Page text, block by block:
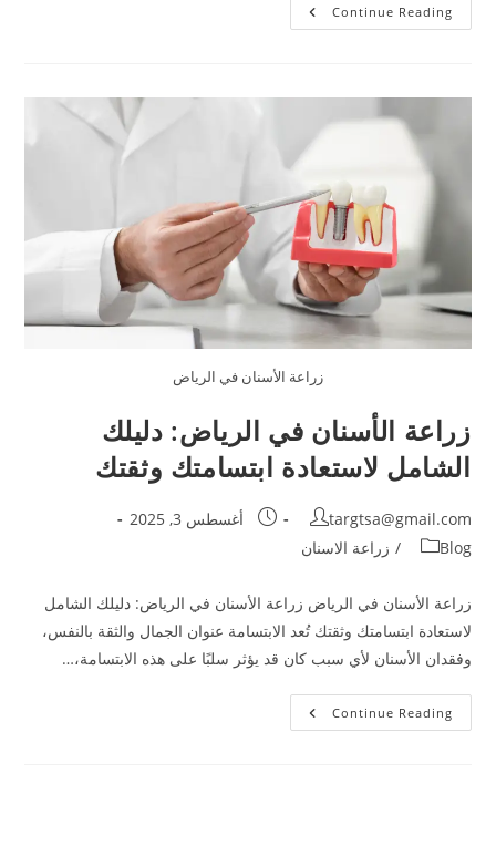
Continue Reading
زراعة الأسنان في الرياض
زراعة الأسنان في الرياض: دليلك
الشامل لاستعادة ابتسامتك وثقتك
targtsa@gmail.com
أغسطس 3, 2025
Blog
/ زراعة الاسنان
زراعة الأسنان في الرياض زراعة الأسنان في الرياض: دليلك الشامل
لاستعادة ابتسامتك وثقتك تُعد الابتسامة عنوان الجمال والثقة بالنفس،
وفقدان الأسنان لأي سبب كان قد يؤثر سلبًا على هذه الابتسامة،…
Continue Reading